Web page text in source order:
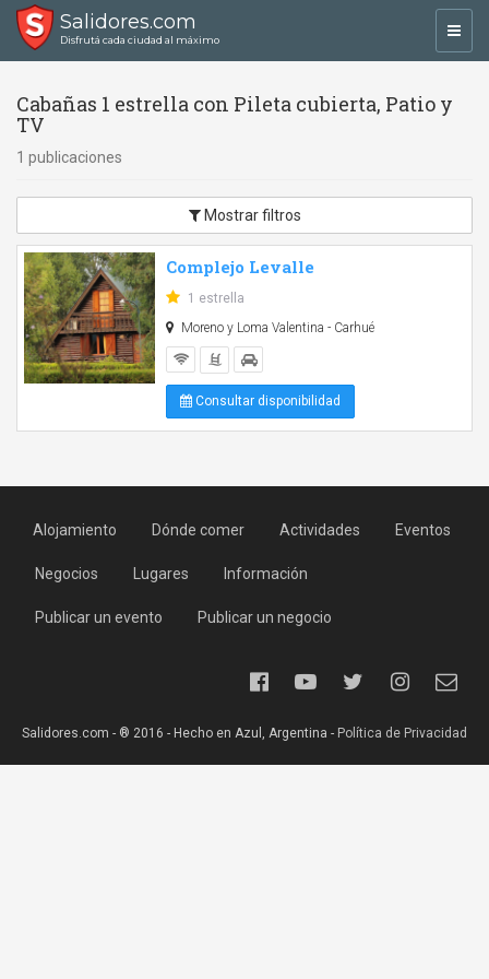
Salidores.com
Disfrutá cada ciudad al máximo
Cabañas 1 estrella con Pileta cubierta, Patio y
TV
1 publicaciones
Mostrar filtros
Complejo Levalle
1 estrella
Moreno y Loma Valentina - Carhué
Consultar disponibilidad
Alojamiento Dónde comer Actividades Eventos
Negocios Lugares Información
Publicar un evento Publicar un negocio
Salidores.com - ® 2016 - Hecho en Azul, Argentina - Política de Privacidad